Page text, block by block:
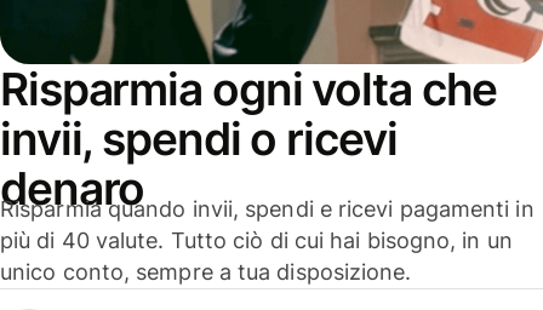
Risparmia ogni volta che
invii, spendi o ricevi
denaro
Risparmia quando invii, spendi e ricevi pagamenti in
più di 40 valute. Tutto ciò di cui hai bisogno, in un
unico conto, sempre a tua disposizione.